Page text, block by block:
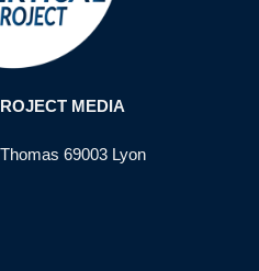
MEDIA
69003 Lyon